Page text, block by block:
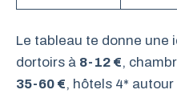
Le tableau te donne une
dortoirs à 8-12 €,
35-60 €, hôtels 4* autour